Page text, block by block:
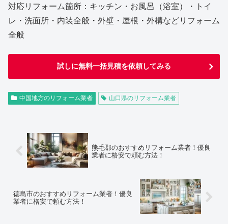
対応リフォーム箇所：キッチン・お風呂（浴室）・トイ
レ・洗面所・内装全般・外壁・屋根・外構などリフォーム
全般
試しに無料一括見積を依頼してみる
中国地方のリフォーム業者 山口県のリフォーム業者
熊毛郡のおすすめリフォーム業者！優良
業者に格安で頼む方法！
徳島市のおすすめリフォーム業者！優良
業者に格安で頼む方法！